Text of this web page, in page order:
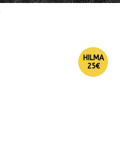
HILMA
25€